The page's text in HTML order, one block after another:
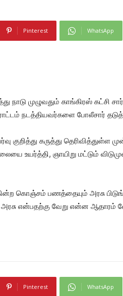
Pinterest WhatsApp
முழுவதும் காங்கிரஸ் கட்சி
நடத்தியவர்களை போலீசார்
குறித்து கருத்து தெரிவித்துள்ள
உயர்த்தி, ஞாயிறு மட்டும்
கொஞ்சம் பணத்தையும் அரசு
என்பதற்கு வேறு என்ன ஆதாரம்
Pinterest WhatsApp